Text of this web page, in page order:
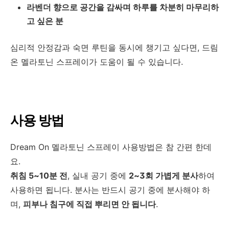
라벤더 향으로 공간을 감싸며 하루를 차분히 마무리하
고 싶은 분
심리적 안정감과 숙면 루틴을 동시에 챙기고 싶다면, 드림
온 멜라토닌 스프레이가 도움이 될 수 있습니다.
사용 방법
Dream On 멜라토닌 스프레이 사용방법은 참 간편 한데
요.
취침 5~10분 전, 실내 공기 중에 2~3회 가볍게 분사하여
사용하면 됩니다. 분사는 반드시 공기 중에 분사해야 하
며, 피부나 침구에 직접 뿌리면 안 됩니다.